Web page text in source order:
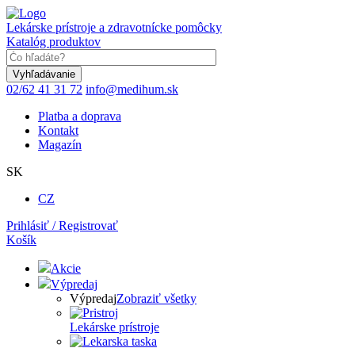
Skočiť
na
hlavný
obsah
Lekárske prístroje a zdravotnícke pomôcky
Katalóg produktov
02/62 41 31 72 info@medihum.sk
Platba a doprava
Kontakt
Magazín
SK
CZ
Prihlásiť / Registrovať
Košík
Akcie
Výpredaj
VýpredajZobraziť všetky
Lekárske prístroje